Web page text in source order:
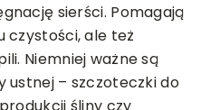
sierści. Pomagają
czystości, ale też
Niemniej ważne są
ustnej – szczoteczki do
śliny czy